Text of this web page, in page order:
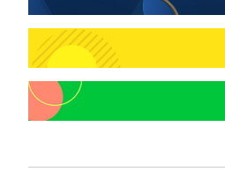
-22232초 전 >[속보]코스피, 6300
-19397초 전 >
시리아 다마스쿠스 교
태
-18695초 전 >입추에도 극한더위…
-13659초 전 >
이란, 호르무즈서 "적
례 큰 폭발음
-12374초 전 >
[속보]美, 폴리실리콘
-8225초 전 >[속보] 뉴욕증시, 일제